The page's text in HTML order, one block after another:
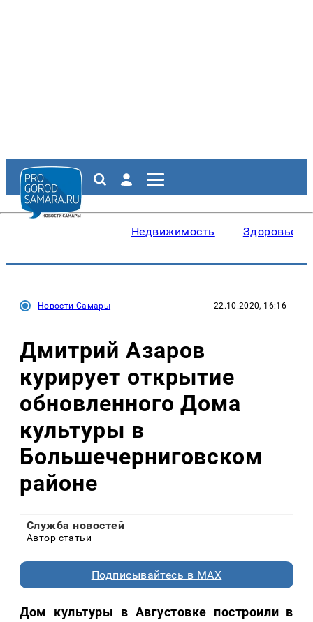
Недвижимость Здоровье
Новости Самары 22.10.2020, 16:16
Дмитрий Азаров
курирует открытие
обновленного Дома
культуры в
Большечерниговском
районе
Служба новостей
Автор статьи
Подписывайтесь в MAX
Дом культуры в Августовке построили в